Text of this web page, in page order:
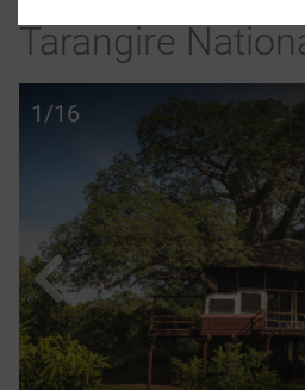
Tarangire
1/16